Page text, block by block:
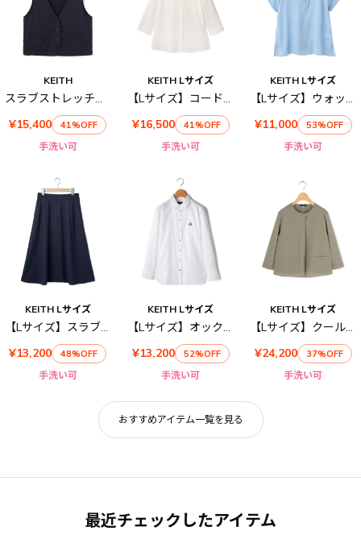
KEITH
スラブストレッチベスト
¥15,400
41%OFF
手洗い可
KEITH Lサイズ
【Lサイズ】コードストライプブラウス
¥16,500
41%OFF
手洗い可
KEITH Lサイズ
【Lサイズ】ウォッシャブルキュプラブラウス
¥11,000
53%OFF
手洗い可
KEITH Lサイズ
【Lサイズ】スラブストレッチスカート
¥13,200
48%OFF
手洗い可
KEITH Lサイズ
【Lサイズ】オックスフォードブラウス
¥13,200
52%OFF
手洗い可
KEITH Lサイズ
【Lサイズ】クールクロスジャケット
¥24,200
37%OFF
手洗い可
おすすめアイテム一覧を見る
最近チェックしたアイテム